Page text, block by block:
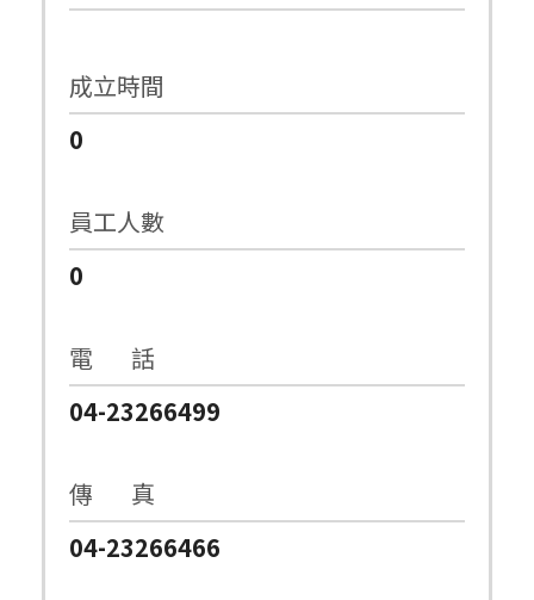
成立時間
0
員工人數
0
電 話
04-23266499
傳 真
04-23266466